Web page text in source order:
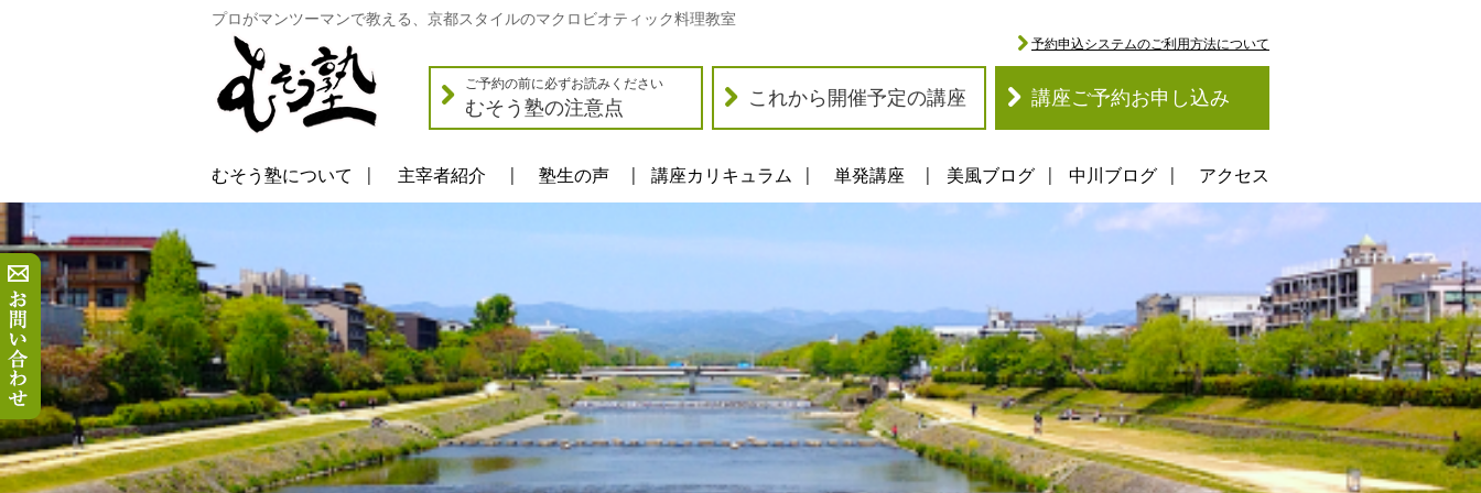
プロがマンツーマンで教える、京都スタイルのマクロビオティック料理教室
ご予約の前に必ずお読みください
むそう塾の注意点 これから開催予定の講座 講座ご予約お申し込み
予約申込システムのご利用方法について
むそう塾について 主宰者紹介 塾生の声 講座カリキュラム 単発講座 美風ブログ 中川ブログ アクセス